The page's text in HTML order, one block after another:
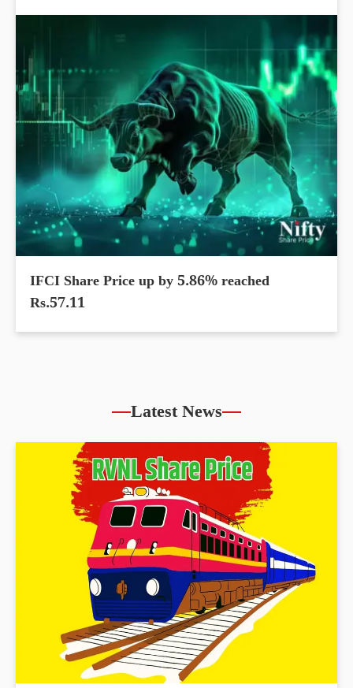
IFCI Share Price up by 5.86% reached
Rs.57.11
Latest News